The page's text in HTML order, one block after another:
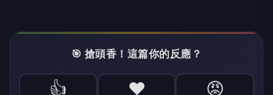
🎯 搶頭香！這篇你的反應？
👍 ❤️ 😡